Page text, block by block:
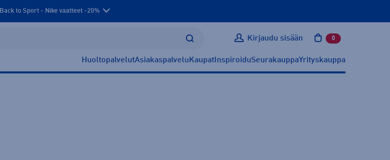
Back to Sport - Nike vaatteet -20%
Kirjaudu sisään 0 tuotetta
HuoltopalvelutAsiakaspalvelu Kaupat InspiroiduSeurakauppaYrityskauppa